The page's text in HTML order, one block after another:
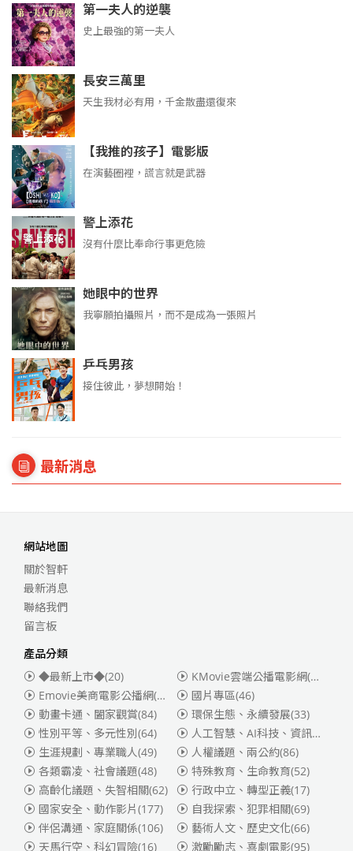
第一夫人的逆襲
史上最強的第一夫人
長安三萬里
天生我材必有用，千金散盡還復來
【我推的孩子】電影版
在演藝圈裡，謊言就是武器
警上添花
沒有什麼比奉命行事更危險
她眼中的世界
我寧願拍攝照片，而不是成為一張照片
乒乓男孩
接住彼此，夢想開始！
最新消息
網站地圖
關於智軒
最新消息
聯絡我們
留言板
產品分類
◆最新上市◆(20)
KMovie雲端公播電影網(迪士尼、福斯、索尼)
Emovie美商電影公播網(華納)
(186)
國片專區(46)
動畫卡通、闔家觀賞(84) 環保生態、永續發展(33)
性別平等、多元性別(64) 人工智慧、AI科技、資訊安全
生涯規劃、專業職人(49) 人權議題、兩公約(86)
各類霸凌、社會議題(48) 特殊教育、生命教育(52)
高齡化議題、失智相關(62) 行政中立、轉型正義(17)
國家安全、動作影片(177) 自我探索、犯罪相關(69)
伴侶溝通、家庭關係(106) 藝術人文、歷史文化(66)
天馬行空、科幻冒險(16) 激勵勵志、喜劇電影(95)